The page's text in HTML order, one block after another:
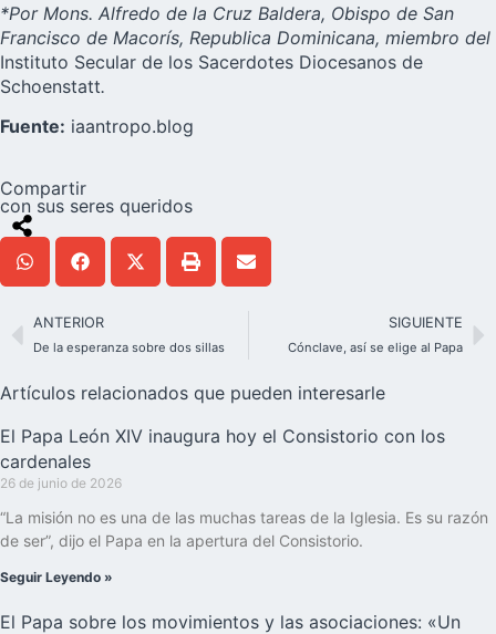
*Por Mons. Alfredo de la Cruz Baldera, Obispo de San
Francisco de Macorís, Republica Dominicana, miembro del
Instituto Secular de los Sacerdotes Diocesanos de
Schoenstatt.
Fuente: iaantropo.blog
Compartir
con sus seres queridos
ANTERIOR
De la esperanza sobre dos sillas
SIGUIENTE
Cónclave, así se elige al Papa
Artículos relacionados que pueden interesarle
El Papa León XIV inaugura hoy el Consistorio con los
cardenales
26 de junio de 2026
“La misión no es una de las muchas tareas de la Iglesia. Es su razón
de ser”, dijo el Papa en la apertura del Consistorio.
Seguir Leyendo »
El Papa sobre los movimientos y las asociaciones: «Un